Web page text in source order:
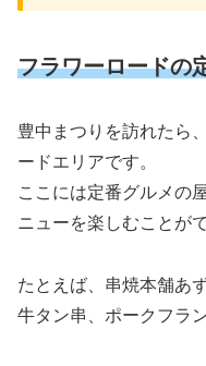
フラワーロードの
豊中まつりを訪れたら
ードエリアです。
ここには定番グルメの
ニューを楽しむことが
たとえば、串焼本舗あ
牛タン串、ポークフラ